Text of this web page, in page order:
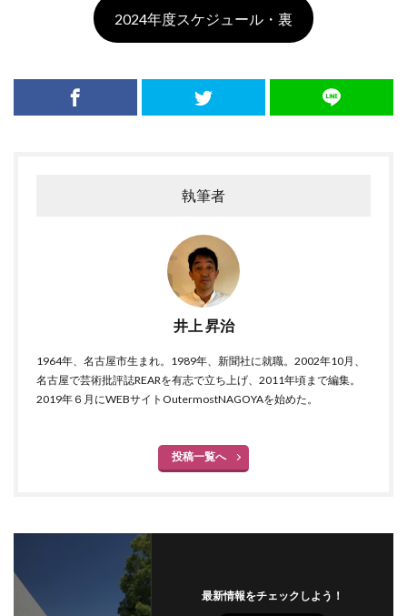
2024年度スケジュール・裏
執筆者
井上 昇治
1964年、名古屋市生まれ。1989年、新聞社に就職。2002年10月、
名古屋で芸術批評誌REARを有志で立ち上げ、2011年頃まで編集。
2019年６月にWEBサイトOutermostNAGOYAを始めた。
投稿一覧へ
最新情報をチェックしよう！